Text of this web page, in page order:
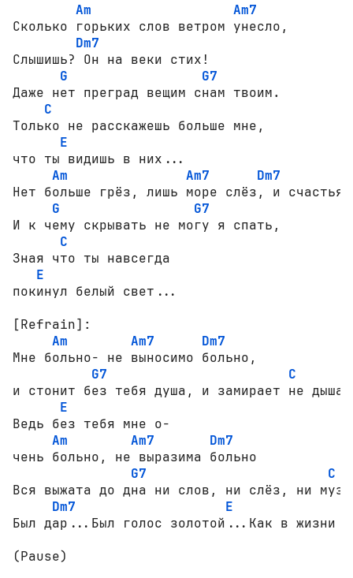
Am
Am7
Сколько горьких слов ветром унесло,
Dm7
Слышишь? Он на веки стих!
G
G7
Даже нет преград вещим снам твоим.
C
Только не расскажешь больше мне,
E
что ты видишь в них...
Am
Am7
Dm7
Нет больше грёз, лишь море слёз, и счастья
G
G7
И к чему скрывать не могу я спать,
C
Зная что ты навсегда
E
покинул белый свет...
[Refrain]:
Am
Am7
Dm7
Мне больно- не выносимо больно,
G7
C
и стонит без тебя душа, и замирает не дыша
E
Ведь без тебя мне о-
Am
Am7
Dm7
чень больно, не выразима больно
G7
C
Вся выжата до дна ни слов, ни слёз, ни
Dm7
E
Был дар...Был голос золотой...Как в жизни
(Pause)